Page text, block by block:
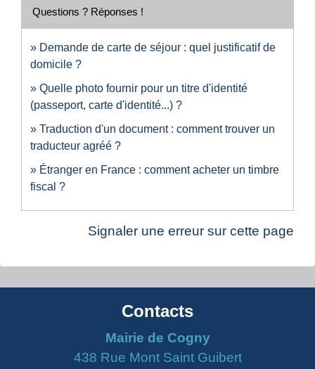
Questions ? Réponses !
Demande de carte de séjour : quel justificatif de
domicile ?
Quelle photo fournir pour un titre d'identité
(passeport, carte d'identité...) ?
Traduction d'un document : comment trouver un
traducteur agréé ?
Étranger en France : comment acheter un timbre
fiscal ?
Signaler une erreur sur cette page
Contacts
Mairie de Cogny
438 Rue Mont Saint Guibert